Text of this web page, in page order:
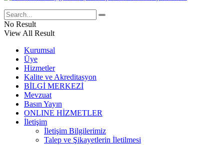
No Result
View All Result
Kurumsal
Üye
Hizmetler
Kalite ve Akreditasyon
BİLGİ MERKEZİ
Mevzuat
Basın Yayın
ONLINE HİZMETLER
İletişim
İletişim Bilgilerimiz
Talep ve Şikayetlerin İletilmesi